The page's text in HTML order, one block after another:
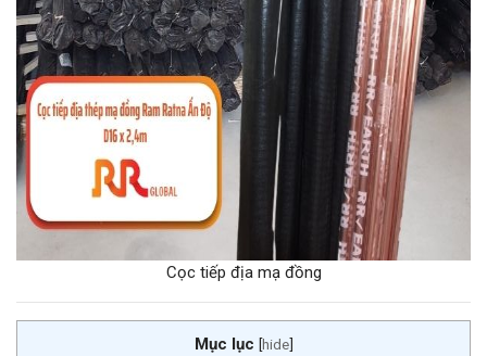
Cọc tiếp địa mạ đồng
Mục lục [hide]